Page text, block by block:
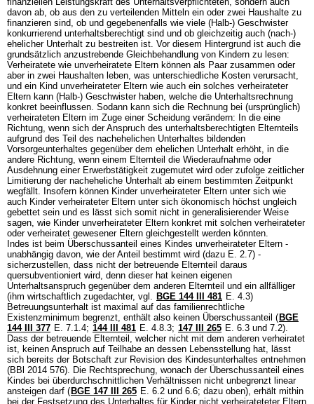
davon ab, ob aus den zu verteilenden Mitteln ein oder zwei Haushalte zu
finanzieren sind, ob und gegebenenfalls wie viele (Halb-) Geschwister
konkurrierend unterhaltsberechtigt sind und ob gleichzeitig auch (nach-)
ehelicher Unterhalt zu bestreiten ist. Vor diesem Hintergrund ist auch die
grundsätzlich anzustrebende Gleichbehandlung von Kindern zu lesen:
Verheiratete wie unverheiratete Eltern können als Paar zusammen oder
aber in zwei Haushalten leben, was unterschiedliche Kosten verursacht,
und ein Kind unverheirateter Eltern wie auch ein solches verheirateter
Eltern kann (Halb-) Geschwister haben, welche die Unterhaltsrechnung
konkret beeinflussen. Sodann kann sich die Rechnung bei (ursprünglich)
verheirateten Eltern im Zuge einer Scheidung verändern: In die eine
Richtung, wenn sich der Anspruch des unterhaltsberechtigten Elternteils
aufgrund des Teil des nachehelichen Unterhaltes bildenden
Vorsorgeunterhaltes gegenüber dem ehelichen Unterhalt erhöht, in die
andere Richtung, wenn einem Elternteil die Wiederaufnahme oder
Ausdehnung einer Erwerbstätigkeit zugemutet wird oder zufolge zeitlicher
Limitierung der nacheheliche Unterhalt ab einem bestimmten Zeitpunkt
wegfällt. Insofern können Kinder unverheirateter Eltern unter sich wie
auch Kinder verheirateter Eltern unter sich ökonomisch höchst ungleich
gebettet sein und es lässt sich somit nicht in generalisierender Weise
sagen, wie Kinder unverheirateter Eltern konkret mit solchen verheirateter
oder verheiratet gewesener Eltern gleichgestellt werden könnten.
Indes ist beim Überschussanteil eines Kindes unverheirateter Eltern -
unabhängig davon, wie der Anteil bestimmt wird (dazu E. 2.7) -
sicherzustellen, dass nicht der betreuende Elternteil daraus
quersubventioniert wird, denn dieser hat keinen eigenen
Unterhaltsanspruch gegenüber dem anderen Elternteil und ein allfälliger
(ihm wirtschaftlich zugedachter, vgl. BGE 144 III 481 E. 4.3)
Betreuungsunterhalt ist maximal auf das familienrechtliche
Existenzminimum begrenzt, enthält also keinen Überschussanteil ( BGE
144 III 377 E. 7.1.4; 144 III 481 E. 4.8.3; 147 III 265 E. 6.3 und 7.2).
Dass der betreuende Elternteil, welcher nicht mit dem anderen verheiratet
ist, keinen Anspruch auf Teilhabe an dessen Lebensstellung hat, lässt
sich bereits der Botschaft zur Revision des Kindesunterhaltes entnehmen
(BBl 2014 576). Die Rechtsprechung, wonach der Überschussanteil eines
Kindes bei überdurchschnittlichen Verhältnissen nicht unbegrenzt linear
ansteigen darf ( BGE 147 III 265 E. 6.2 und 6.6; dazu oben), erhält mithin
bei der Festsetzung des Unterhaltes für Kinder nicht verheirateteter Eltern